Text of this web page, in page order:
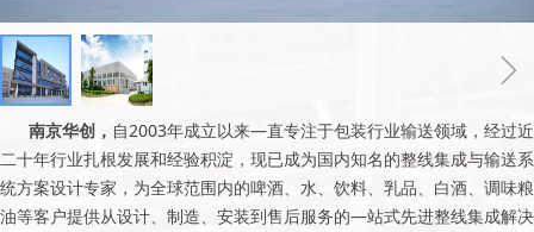
ꁆ ꁇ
南京华创， 自2003年成立以来—直专注于包装行业输送领域，经过近
二十年行业扎根发展和经验积淀，现已成为国内知名的整线集成与输送系
统方案设计专家，为全球范围内的啤酒、水、饮料、乳品、白酒、调味粮
油等客户提供从设计、制造、安装到售后服务的—站式先进整线集成解决